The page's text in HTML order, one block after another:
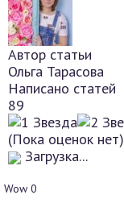
Автор статьи
Ольга Тарасова
Написано статей
89
(Пока оценок нет)
Загрузка...
Wow 0